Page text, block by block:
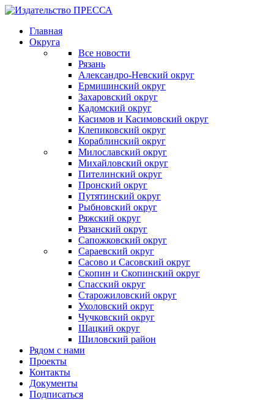
Главная
Округа
Все новости
Рязань
Александро-Невский округ
Ермишинский округ
Захаровский округ
Кадомский округ
Касимов и Касимовский округ
Клепиковский округ
Кораблинский округ
Милославский округ
Михайловский округ
Пителинский округ
Пронский округ
Путятинский округ
Рыбновский округ
Ряжский округ
Рязанский округ
Сапожковский округ
Сараевский округ
Сасово и Сасовский округ
Скопин и Скопинский округ
Спасский округ
Старожиловский округ
Ухоловский округ
Чучковский округ
Шацкий округ
Шиловский район
Рядом с нами
Проекты
Контакты
Документы
Подписаться